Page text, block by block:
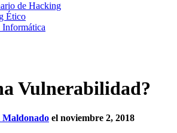
de Hacking
Ético
Informática
Vulnerabilidad?
Maldonado el noviembre 2, 2018